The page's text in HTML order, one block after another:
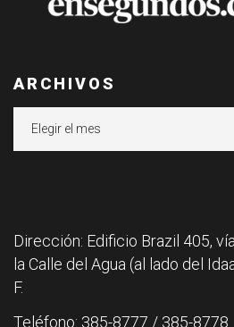
ARCHIVOS
Dirección: Edificio Brazil 405,
la Calle del Agua (al lado del
F.
Teléfono: 385-8777 / 385-8778